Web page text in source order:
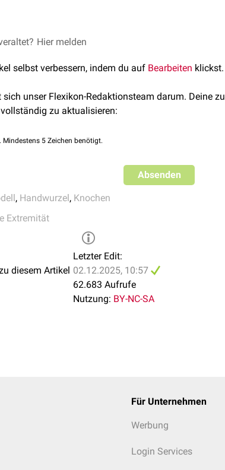
Nach distal grenzt der Knochen an dasOs
der Handwurzel kann es zu einer
Hier melden
selbst verbessern, indem du auf Bearbeiten klickst.
unser Flexikon-Redaktionsteam darum. Deine
zu aktualisieren:
Mindestens 5 Zeichen benötigt.
Absenden
, Handwurzel, Knochen
Extremität
diesem Artikel
Letzter Edit:
02.12.2025, 10:57
62.683 Aufrufe
Nutzung: BY-NC-SA
Für Unternehmen
Werbung
Login Services